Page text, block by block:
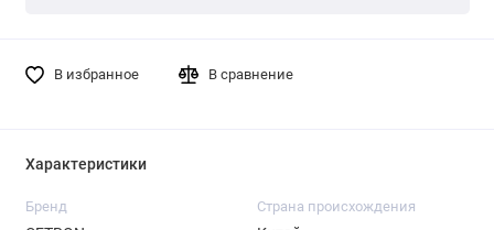
В избранное В сравнение
Характеристики
Бренд Страна происхождения